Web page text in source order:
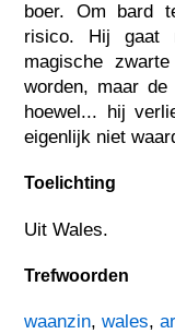
boer. Om bard
risico. Hij gaat
magische
worden, maar
hoewel... hij
eigenlijk niet
Toelichting
Uit Wales.
Trefwoorden
waanzin,wales,